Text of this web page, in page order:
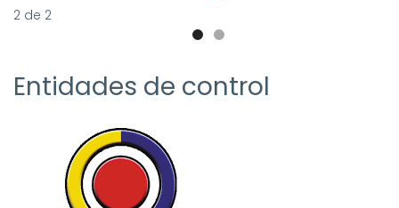
2 de 2
Entidades de control